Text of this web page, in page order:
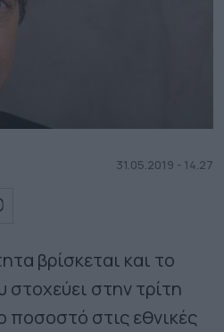
31.05.2019 - 14.27
βρίσκεται και το
στοχεύει στην τρίτη
ποσοστό στις εθνικές